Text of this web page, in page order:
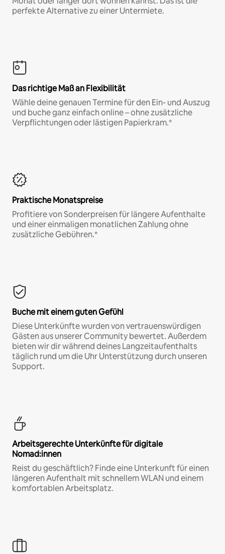
perfekte Alternative zu einer Untermiete.
Das richtige Maß an Flexibilität
Wähle deine genauen Termine für den Ein- und Auszug
und buche ganz einfach online – ohne zusätzliche
Verpflichtungen oder lästigen Papierkram.*
Praktische Monatspreise
Profitiere von Sonderpreisen für längere Aufenthalte
und einer einmaligen monatlichen Zahlung ohne
zusätzliche Gebühren.*
Buche mit einem guten Gefühl
Diese Unterkünfte wurden von vertrauenswürdigen
Gästen aus unserer Community bewertet. Außerdem
bieten wir dir während deines Langzeitaufenthalts
täglich rund um die Uhr Unterstützung durch unseren
Support.
Arbeitsgerechte Unterkünfte für digitale
Nomad:innen
Reist du geschäftlich? Finde eine Unterkunft für einen
längeren Aufenthalt mit schnellem WLAN und einem
komfortablen Arbeitsplatz.